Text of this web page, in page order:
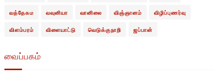
வத்தேகம வவுனியா வானிலை விஞ்ஞானம் விழிப்புணர்வு
விளம்பரம் விளையாட்டு வெடுக்குநாறி ஜப்பான்
வைப்பகம்